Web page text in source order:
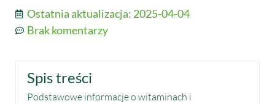
Ostatnia aktualizacja: 2025-04-04
Brak komentarzy
Spis treści
Podstawowe informacje o witaminach i